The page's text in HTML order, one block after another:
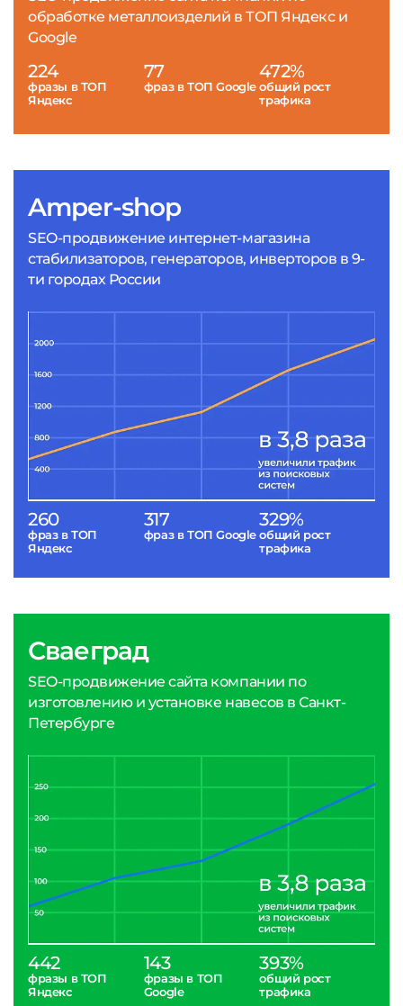
Amper-shop
SEO-продвижение интернет-магазина
стабилизаторов, генераторов, инверторов в 9-
ти городах России
260
фраз в ТОП
Яндекс
317
фраз в ТОП Google
329%
общий рост
трафика
обработке металлоизделий в ТОП Яндекс и
Google
224
фразы в ТОП
Яндекс
77
фраз в ТОП Google
472%
общий рост
трафика
Сваеград
SEO-продвижение сайта компании по
изготовлению и установке навесов в Санкт-
Петербурге
442
фразы в ТОП
Яндекс
143
фразы в ТОП
Google
393%
общий рост
трафика